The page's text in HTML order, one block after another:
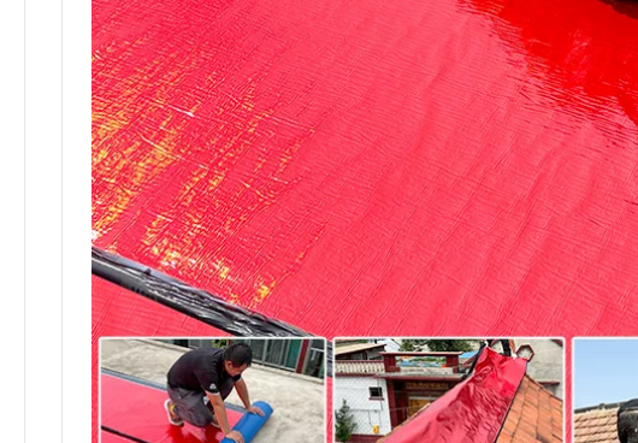
290,000
Băng chống thấm
nước Top Crack
Resort Dán rò rỉ Ban
công hàng đầu Cửa
sổ chậu rửa phòng
tắm Niêm phong
Màu thép Tường
Tường Góc Không
thấm nước Xe Shed
Top Cracks Nhãn
dán không thấm
nước Tự dính keo
dính chống thấm
268,000
Mái nhà Vật liệu bẫy
không thấm nước
Bungalow Băng
nước chống rò rỉ
Tấm lợp Tự dính
Miếng dán cơ sở
mạnh mẽ Tap Tap
keo dán chống
Băng dính không
thấm nước sửa
chữa rò rỉ mạnh mẽ
rò rỉ dán tạo tác ống
nước rò rỉ sửa chữa
băng làm nóng ống
rò rỉ keo dán nhà y
tế băng dính chống
thấm nước
267,000
Y tế gia đình cắm
ống nước nhà bếp
và phòng tắm băng
keo chống thấm
nước cống rãnh sửa
chữa rò rỉ băng keo
dán tôn
358,000
Sửa chữa nút và
sửa chữa đường